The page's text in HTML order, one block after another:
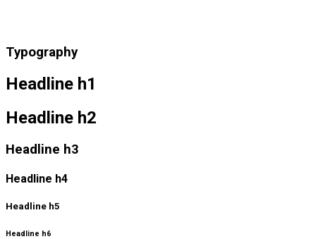
Typography
Headline h1
Headline h2
Headline h3
Headline h4
Headline h5
Headline h6